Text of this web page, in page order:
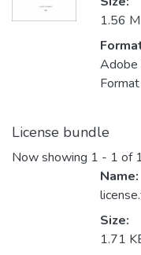
1.56
Adobe
Format
License bundle
Now showing 1 - 1 of
Name:
Size:
1.71